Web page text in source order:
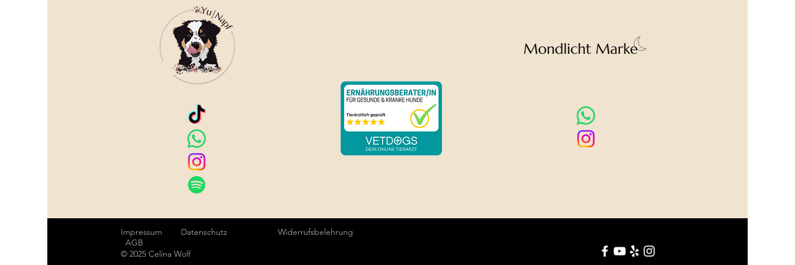
Impressum
Datenschutz
AGB
© 2025 Celina Wolf
Widerrufsbelehrung